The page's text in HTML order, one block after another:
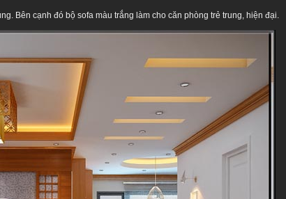
Bên cạnh đó bộ sofa màu trắng làm cho căn phòng trẻ trung, hiện đại.